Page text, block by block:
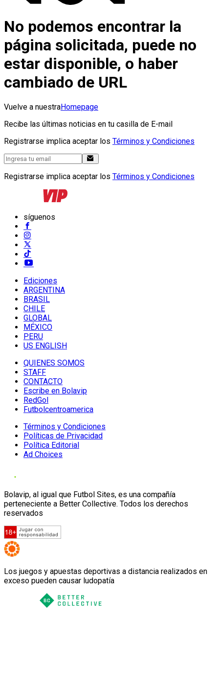
No podemos encontrar la
página solicitada, puede no
estar disponible, o haber
cambiado de URL
Vuelve a nuestraHomepage
Recibe las últimas noticias en tu casilla de E-mail
Registrarse implica aceptar los Términos y Condiciones
Registrarse implica aceptar los Términos y Condiciones
síguenos
Ediciones
ARGENTINA
BRASIL
CHILE
GLOBAL
MÉXICO
PERU
US ENGLISH
QUIENES SOMOS
STAFF
CONTACTO
Escribe en Bolavip
RedGol
Futbolcentroamerica
Términos y Condiciones
Políticas de Privacidad
Política Editorial
Ad Choices
Bolavip, al igual que Futbol Sites, es una compañía
perteneciente a Better Collective. Todos los derechos
reservados
Los juegos y apuestas deportivas a distancia realizados en
exceso pueden causar ludopatía